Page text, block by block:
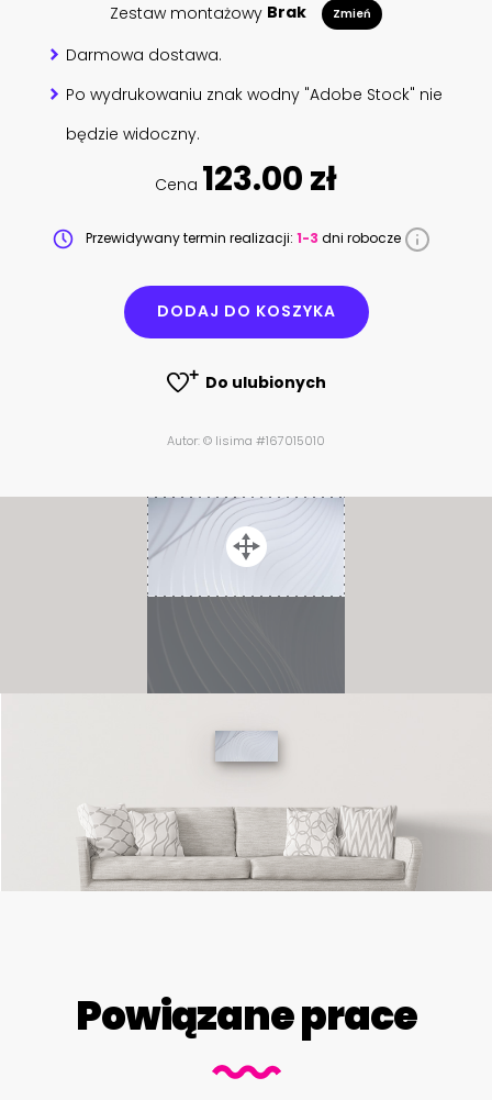
Zestaw montażowy Brak Zmień
Darmowa dostawa.
Po wydrukowaniu znak wodny "Adobe Stock" nie
będzie widoczny.
Cena 123.00 zł
Przewidywany termin realizacji: 1-3 dni robocze
DODAJ DO KOSZYKA
Do ulubionych
Autor: © lisima #167015010
Powiązane prace